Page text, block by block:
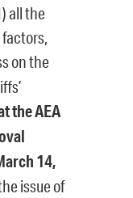
all the
on the
the AEA
14,
issue of